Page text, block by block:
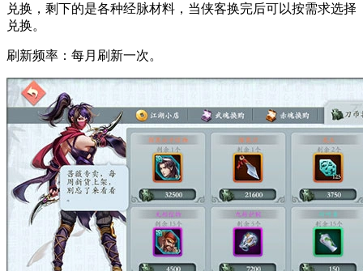
兑换，剩下的是各种经脉材料，当侠客换完后可以按需求选择
兑换。
刷新频率：每月刷新一次。